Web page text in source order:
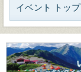
イベント トップ